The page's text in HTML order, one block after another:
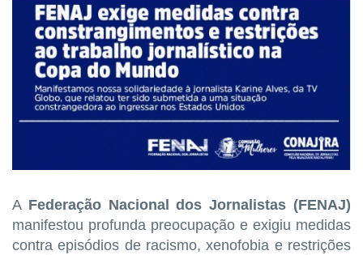
A Federação Nacional dos Jornalistas (FENAJ)
manifestou profunda preocupação e exigiu medidas
contra episódios de racismo, xenofobia e restrições